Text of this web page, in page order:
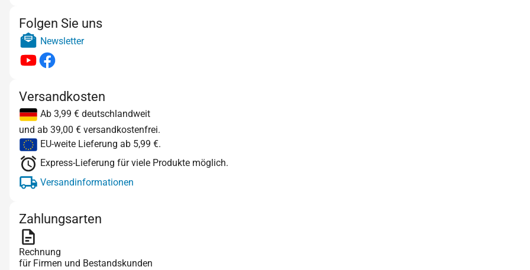
Folgen Sie uns
Newsletter
Versandkosten
Ab 3,99 € deutschlandweit
und ab 39,00 € versandkostenfrei.
EU-weite Lieferung ab 5,99 €.
Express-Lieferung für viele Produkte möglich.
Versandinformationen
Zahlungsarten
Rechnung
für Firmen und Bestandskunden